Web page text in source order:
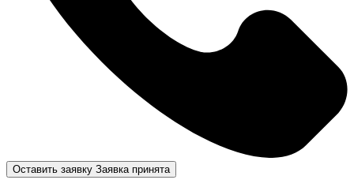
Оставить заявку Заявка принята